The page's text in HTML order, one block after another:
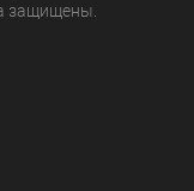
защищены.